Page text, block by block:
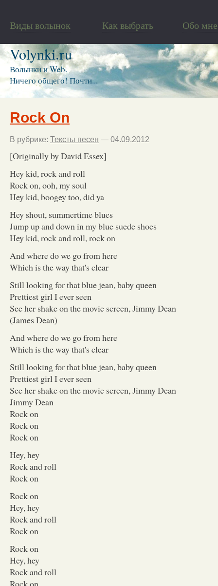
Виды волынок Как выбрать Обо мне
Volynki.ru
Волынки и Web.
Ничего общего! Почти...
Rock On
В рубрике: Тексты песен — 04.09.2012
[Originally by David Essex]
Hey kid, rock and roll
Rock on, ooh, my soul
Hey kid, boogey too, did ya
Hey shout, summertime blues
Jump up and down in my blue suede shoes
Hey kid, rock and roll, rock on
And where do we go from here
Which is the way that's clear
Still looking for that blue jean, baby queen
Prettiest girl I ever seen
See her shake on the movie screen, Jimmy Dean
(James Dean)
And where do we go from here
Which is the way that's clear
Still looking for that blue jean, baby queen
Prettiest girl I ever seen
See her shake on the movie screen, Jimmy Dean
Jimmy Dean
Rock on
Rock on
Rock on
Hey, hey
Rock and roll
Rock on
Rock on
Hey, hey
Rock and roll
Rock on
Rock on
Hey, hey
Rock and roll
Rock on